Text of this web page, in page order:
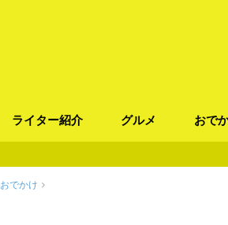
ライター紹介 グルメ おで
おでかけ